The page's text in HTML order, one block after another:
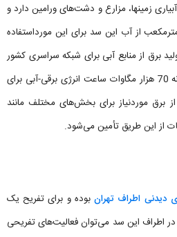
سد لتیان همچنین نقش مهمی در آبیاری زمین‎ها، مزارع و دشت‌های ورامین دارد و
160 میلیون مترمکعب از آب این سد برای این مورداستفاده
برق از منابع آبی برای شبکه سراسری کشور
است. سد لتیان قابلیت تولید سالانه 70 هزار مگاوات ساعت انرژی برقی-آبی برای
برق موردنیاز برای بخش‌های مختلف مانند
از این طریق تأمین می‌شود.
دیدنی اطراف تهرانبوده و برای تفریح یک
در اطراف این سد می‌توان فعالیت‌های تفریحی